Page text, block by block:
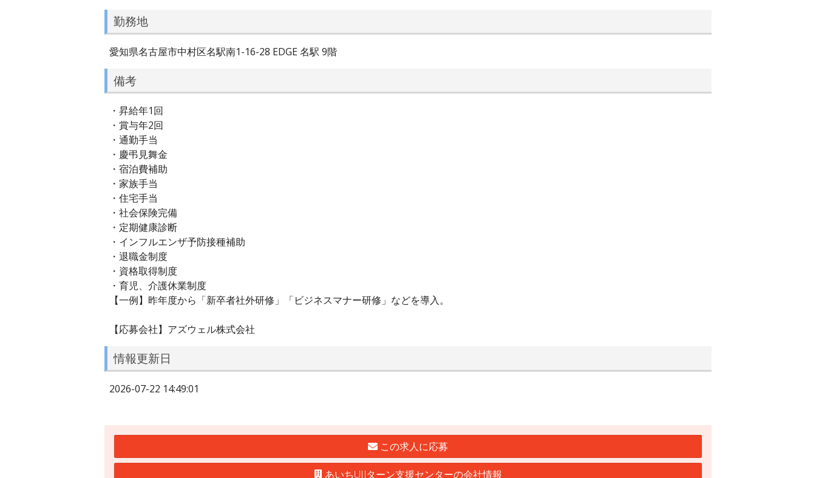
勤務地
愛知県名古屋市中村区名駅南1-16-28 EDGE 名駅 9階
備考
・昇給年1回
・賞与年2回
・通勤手当
・慶弔見舞金
・宿泊費補助
・家族手当
・住宅手当
・社会保険完備
・定期健康診断
・インフルエンザ予防接種補助
・退職金制度
・資格取得制度
・育児、介護休業制度
【一例】昨年度から「新卒者社外研修」「ビジネスマナー研修」などを導入。
【応募会社】アズウェル株式会社
情報更新日
2026-07-22 14:49:01
この求人に応募
あいちUIJターン支援センターの会社情報